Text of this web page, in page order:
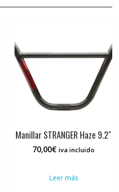
Manillar STRANGER Haze 9.2″
70,00€ iva incluido
Leer más